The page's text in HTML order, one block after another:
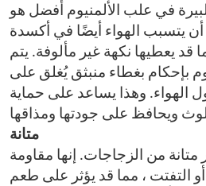
في علب الألمنيوم أفضل هو
يتسبب الهواء أيضًا في أكسدة
قد يعطيها نكهة غير مألوفة. يتم
بإحكام بغطاء منبثق يُغلق على
الهواء. وهذا يساعد على حماية
متانة
متانة من الزجاجات. إنها مقاومة
التفتت ، مما قد يؤثر على طعم